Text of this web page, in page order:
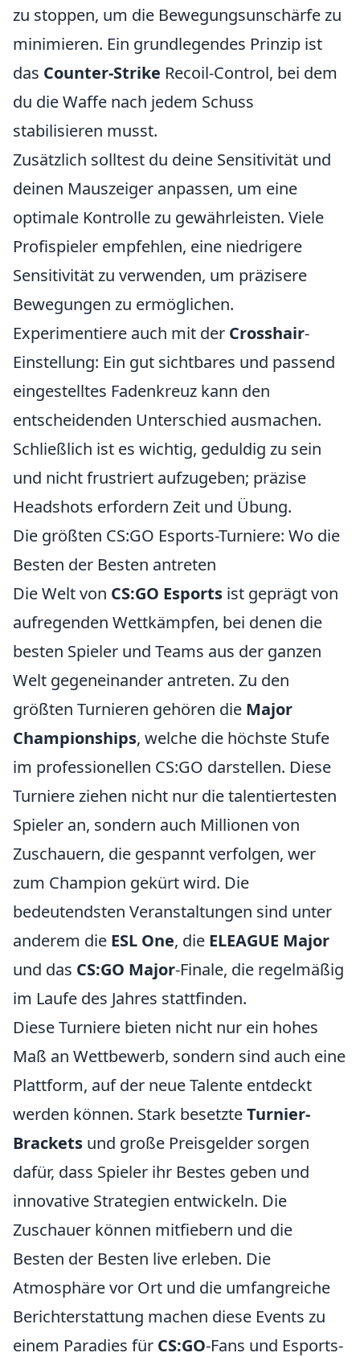
zu stoppen, um die Bewegungsunschärfe zu
minimieren. Ein grundlegendes Prinzip ist
das Counter-Strike Recoil-Control, bei dem
du die Waffe nach jedem Schuss
stabilisieren musst.
Zusätzlich solltest du deine Sensitivität und
deinen Mauszeiger anpassen, um eine
optimale Kontrolle zu gewährleisten. Viele
Profispieler empfehlen, eine niedrigere
Sensitivität zu verwenden, um präzisere
Bewegungen zu ermöglichen.
Experimentiere auch mit der Crosshair-
Einstellung: Ein gut sichtbares und passend
eingestelltes Fadenkreuz kann den
entscheidenden Unterschied ausmachen.
Schließlich ist es wichtig, geduldig zu sein
und nicht frustriert aufzugeben; präzise
Headshots erfordern Zeit und Übung.
Die größten CS:GO Esports-Turniere: Wo die
Besten der Besten antreten
Die Welt von CS:GO Esports ist geprägt von
aufregenden Wettkämpfen, bei denen die
besten Spieler und Teams aus der ganzen
Welt gegeneinander antreten. Zu den
größten Turnieren gehören die Major
Championships, welche die höchste Stufe
im professionellen CS:GO darstellen. Diese
Turniere ziehen nicht nur die talentiertesten
Spieler an, sondern auch Millionen von
Zuschauern, die gespannt verfolgen, wer
zum Champion gekürt wird. Die
bedeutendsten Veranstaltungen sind unter
anderem die ESL One, die ELEAGUE Major
und das CS:GO Major-Finale, die regelmäßig
im Laufe des Jahres stattfinden.
Diese Turniere bieten nicht nur ein hohes
Maß an Wettbewerb, sondern sind auch eine
Plattform, auf der neue Talente entdeckt
werden können. Stark besetzteTurnier-
Brackets und große Preisgelder sorgen
dafür, dass Spieler ihr Bestes geben und
innovative Strategien entwickeln. Die
Zuschauer können mitfiebern und die
Besten der Besten live erleben. Die
Atmosphäre vor Ort und die umfangreiche
Berichterstattung machen diese Events zu
einem Paradies für CS:GO-Fans und Esports-